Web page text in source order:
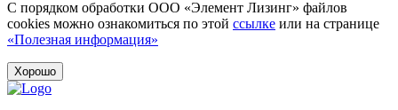
С порядком обработки ООО «Элемент Лизинг» файлов
cookies можно ознакомиться по этой ссылке или на странице
«Полезная информация»
Хорошо